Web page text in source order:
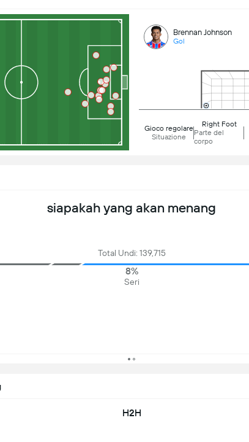
Brennan Johnson
Gol
Gioco regolare
Situazione
Right Foot
Parte del
corpo
siapakah yang akan menang
Total Undi: 139,715
8%
Seri
H2H